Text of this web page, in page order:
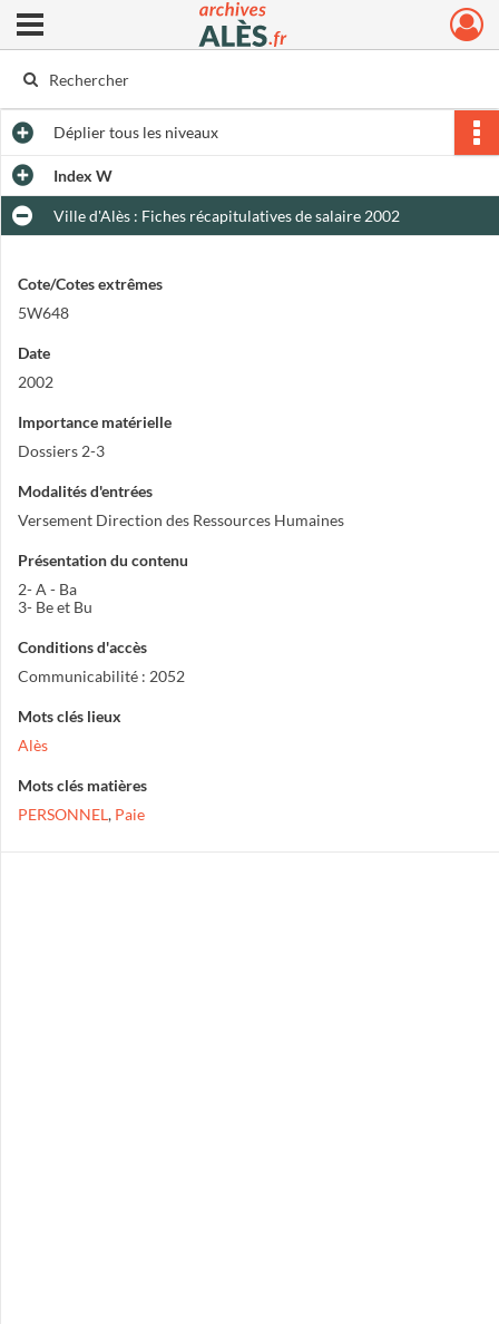
Archives municipales d'Alès
Ouvrir le menu déroulant
Dépliertous les niveaux
Index W
Ville d'Alès : Fiches récapitulatives de salaire 2002
Cote/Cotes extrêmes
5W648
Date
2002
Importance matérielle
Dossiers 2-3
Modalités d'entrées
Versement Direction des Ressources Humaines
Présentation du contenu
2- A - Ba
3- Be et Bu
Conditions d'accès
Communicabilité : 2052
Mots clés lieux
Alès
Mots clés matières
PERSONNEL, Paie